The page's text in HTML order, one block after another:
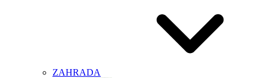
ZAHRADA